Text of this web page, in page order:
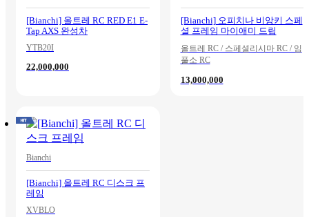
[Bianchi] 올트레 RC RED E1 E-
Tap AXS 완성차
YTB20I
22,000,000
[Bianchi] 오피치나 비앙키 스페
셜 프레임 마이애미 드립
올트레 RC / 스페셜리시마 RC / 임
풀소 RC
13,000,000
Bianchi
[Bianchi] 올트레 RC 디스크 프
레임
XVBLO